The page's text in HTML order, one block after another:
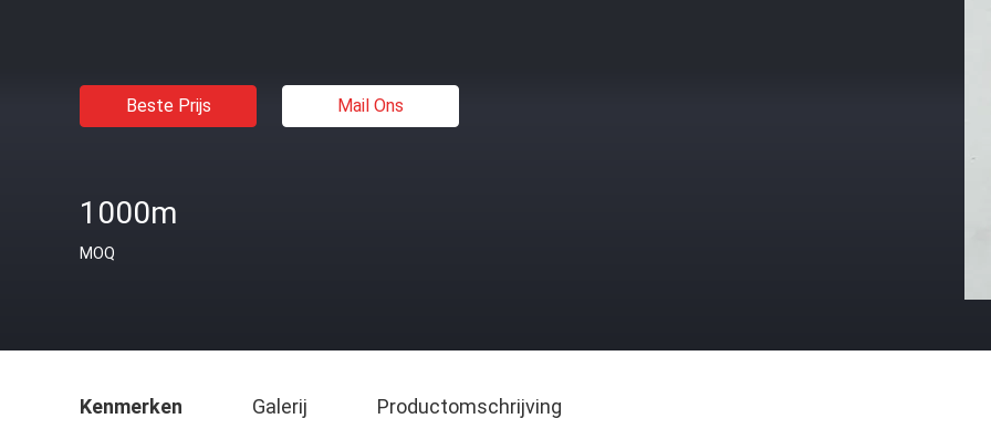
Beste Prijs Mail Ons
1000m
MOQ
Kenmerken Galerij Productomschrijving